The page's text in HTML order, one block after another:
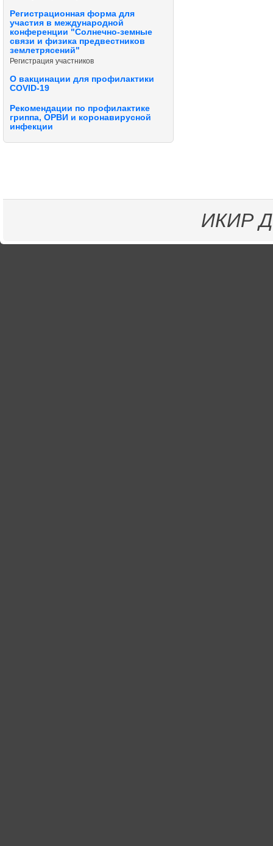
Регистрационная форма для
участия в международной
конференции "Солнечно-земные
связи и физика предвестников
землетрясений"
Регистрация участников
О вакцинации для профилактики
COVID-19
Рекомендации по профилактике
гриппа, ОРВИ и коронавирусной
инфекции
ИКИР